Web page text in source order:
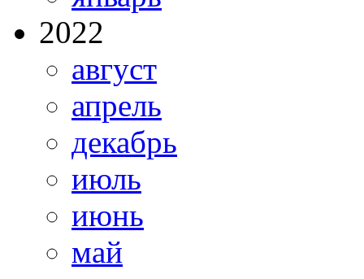
2022
август
апрель
декабрь
июль
июнь
май